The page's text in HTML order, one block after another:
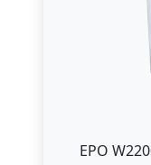
EPO